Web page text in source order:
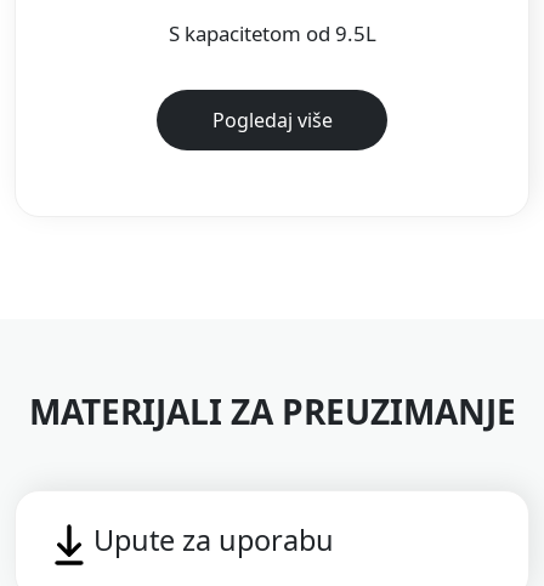
S kapacitetom od 9.5L
Pogledaj više
MATERIJALI ZA PREUZIMANJE
Upute za uporabu